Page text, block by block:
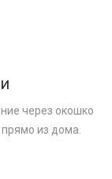
через окошко
из дома.